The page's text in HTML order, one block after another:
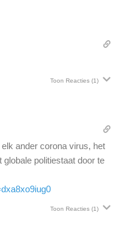
Toon Reacties (1)
ander corona virus, het
globale politiestaat door te
Toon Reacties (1)